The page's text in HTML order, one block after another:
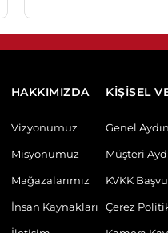
HAKKIMIZDA
Vizyonumuz
Misyonumuz
Mağazalarımız
İnsan Kaynakları
KİŞİSEL
Genel
Müşteri
KVKK
Çerez